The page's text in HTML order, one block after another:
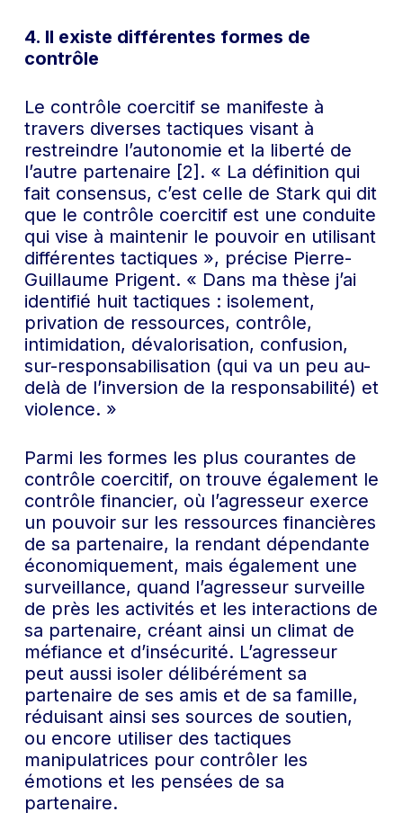
4. Il existe différentes formes de
contrôle
Le contrôle coercitif se manifeste à
travers diverses tactiques visant à
restreindre l’autonomie et la liberté de
l’autre partenaire [2]. « La définition qui
fait consensus, c’est celle de Stark qui dit
que le contrôle coercitif est une conduite
qui vise à maintenir le pouvoir en utilisant
différentes tactiques », précise Pierre-
Guillaume Prigent. « Dans ma thèse j’ai
identifié huit tactiques : isolement,
privation de ressources, contrôle,
intimidation, dévalorisation, confusion,
sur-responsabilisation (qui va un peu au-
delà de l’inversion de la responsabilité) et
violence. »
Parmi les formes les plus courantes de
contrôle coercitif, on trouve également le
contrôle financier, où l’agresseur exerce
un pouvoir sur les ressources financières
de sa partenaire, la rendant dépendante
économiquement, mais également une
surveillance, quand l’agresseur surveille
de près les activités et les interactions de
sa partenaire, créant ainsi un climat de
méfiance et d’insécurité. L’agresseur
peut aussi isoler délibérément sa
partenaire de ses amis et de sa famille,
réduisant ainsi ses sources de soutien,
ou encore utiliser des tactiques
manipulatrices pour contrôler les
émotions et les pensées de sa
partenaire.